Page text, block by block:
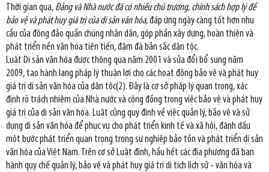
Thời gian qua, Đảng và Nhà nước đã có nhiều chủ trương, chính sách hợp lý để
bảo vệ và phát huy giá trị của di sản văn hóa, đáp ứng ngày càng tốt hơn nhu
cầu của đông đảo quần chúng nhân dân, góp phần xây dựng, hoàn thiện và
phát triển nền văn hóa tiên tiến, đậm đà bản sắc dân tộc.
Luật Di sản văn hóa được thông qua năm 2001 và sửa đổi bổ sung năm
2009, tạo hành lang pháp lý thuận lợi cho các hoạt động bảo vệ và phát huy
giá trị di sản văn hóa của dân tộc(2). Đây là cơ sở pháp lý quan trọng, xác
định rõ trách nhiệm của Nhà nước và cộng đồng trong việc bảo vệ và phát huy
giá trị của di sản văn hóa. Luật cũng quy định về việc quản lý, bảo vệ và sử
dụng di sản văn hóa để phục vụ cho phát triển kinh tế và xã hội, đánh dấu
một bước phát triển quan trọng trong sự nghiệp bảo tồn và phát triển di sản
văn hóa của Việt Nam. Trên cơ sở Luật định, hầu hết các địa phương đã ban
hành quy chế quản lý, bảo vệ và phát huy giá trị di tích lịch sử - văn hóa và